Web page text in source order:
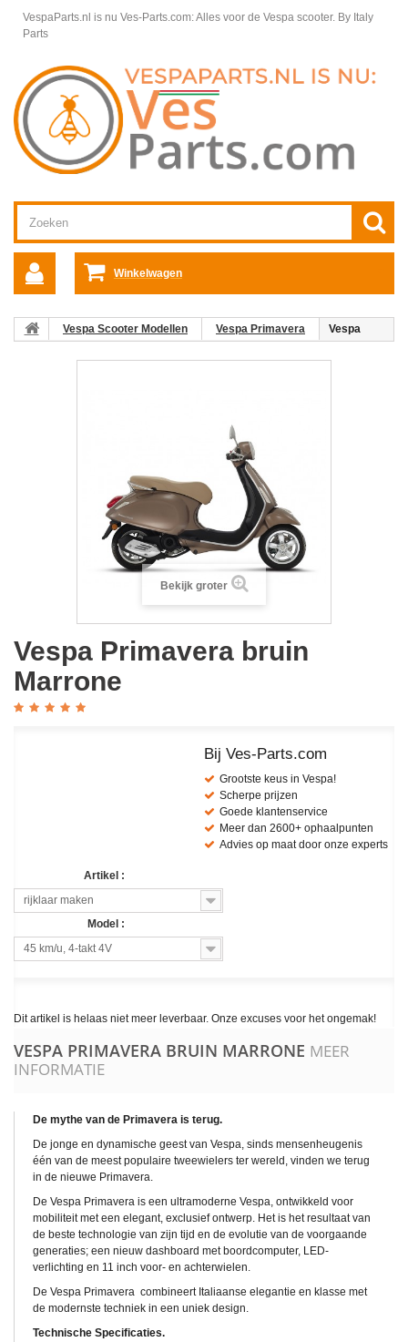
VespaParts.nl is nu Ves-Parts.com: Alles voor de Vespa scooter. By Italy
Parts
Winkelwagen
Vespa Scooter Modellen Vespa Primavera
Vespa
Bekijk groter
Vespa Primavera bruin
Marrone
Bij Ves-Parts.com
Grootste keus in Vespa!
Scherpe prijzen
Goede klantenservice
Meer dan 2600+ ophaalpunten
Advies op maat door onze experts
Artikel :
rijklaar maken
Model :
45 km/u, 4-takt 4V
Dit artikel is helaas niet meer leverbaar. Onze excuses voor het ongemak!
VESPA PRIMAVERA BRUIN MARRONE MEER
INFORMATIE
De mythe van de Primavera is terug.
De jonge en dynamische geest van Vespa, sinds mensenheugenis
één van de meest populaire tweewielers ter wereld, vinden we terug
in de nieuwe Primavera.
De Vespa Primavera is een ultramoderne Vespa, ontwikkeld voor
mobiliteit met een elegant, exclusief ontwerp. Het is het resultaat van
de beste technologie van zijn tijd en de evolutie van de voorgaande
generaties; een nieuw dashboard met boordcomputer, LED-
verlichting en 11 inch voor- en achterwielen.
De Vespa Primavera combineert Italiaanse elegantie en klasse met
de modernste techniek in een uniek design.
Technische Specificaties.